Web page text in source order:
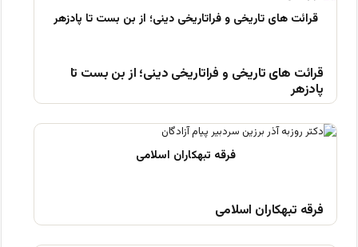
قرائت های تاریخی و فراتاریخی دینی؛ از بن بست تا
پادزهر
فرقه تبهکاران اسلامی